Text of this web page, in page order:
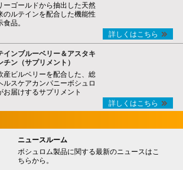
ーゴールドから抽出した天然
のルテインを配合した機能性
食品。
詳しくはこちら
インブルーベリー＆アスタキ
チン（サプリメント）
産ビルベリーを配合した、総
ルスケアカンパニーボシュロ
お届けするサプリメント
詳しくはこちら
ニュースルーム
ボシュロム製品に関する最新のニュースはこ
ちらから。